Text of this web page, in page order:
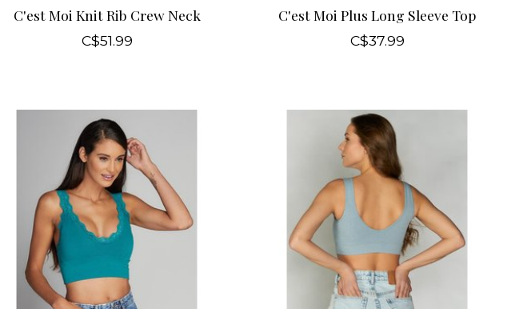
C'est Moi Knit Rib Crew Neck
C$51.99
C'est Moi Plus Long Sleeve Top
C$37.99